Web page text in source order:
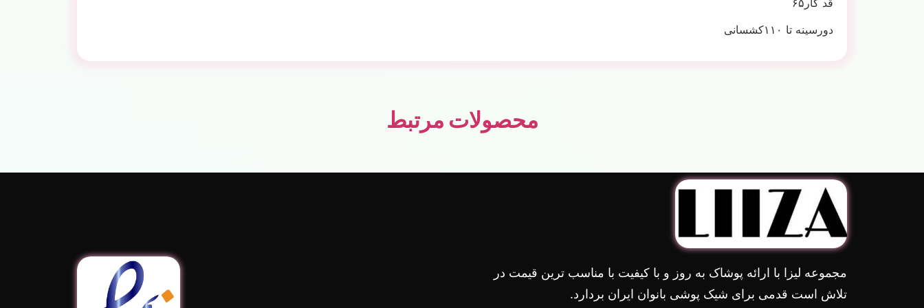
قد کار۶۵
دورسینه تا ۱۱۰کشسانی
محصولات مرتبط
مجموعه لیزا با ارائه پوشاک به روز و با کیفیت با مناسب ترین قیمت در
تلاش است قدمی برای شیک پوشی بانوان ایران بردارد.